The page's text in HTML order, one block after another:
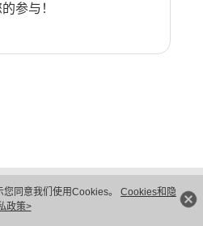
同意我们使用Cookies。 Cookies和隐
政策>
参与！
保护
法律声明